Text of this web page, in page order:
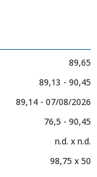
89,65
89,13 - 90,45
89,14 - 07/08/2026
76,5 - 90,45
n.d. x n.d.
98,75 x 50